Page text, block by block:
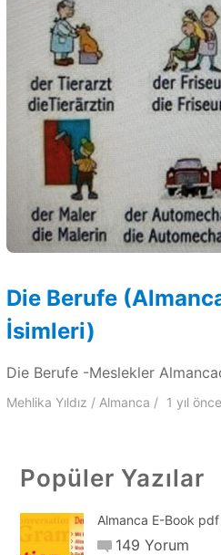
Die Berufe
İsimleri)
Die Berufe -Meslekler
Mehlika Yıldız Almanca 1 yılönce
Popüler Yazılar
Almanca E-Book
149 Yorum